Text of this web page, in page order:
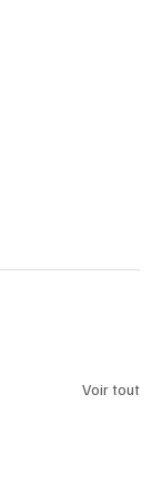
Voir tout